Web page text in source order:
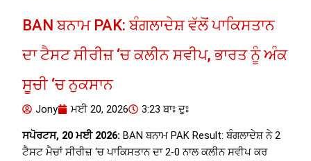
BAN ਬਨਾਮ PAK: ਬੰਗਲਾਦੇਸ਼ ਵੱਲੋਂ ਪਾਕਿਸਤਾਨ
ਦਾ ਟੈਸਟ ਸੀਰੀਜ਼ ‘ਚ ਕਲੀਨ ਸਵੀਪ, ਭਾਰਤ ਨੂੰ ਅੰਕ
ਸੂਚੀ ‘ਚ ਨੁਕਸਾਨ
Jony ਮਈ 20, 2026 3:23 ਬਾਃ ਦੁਃ
ਸਪੋਰਟਸ, 20 ਮਈ 2026: BAN ਬਨਾਮ PAK Result: ਬੰਗਲਾਦੇਸ਼ ਨੇ 2
ਟੈਸਟ ਮੈਚਾਂ ਸੀਰੀਜ਼ ‘ਚ ਪਾਕਿਸਤਾਨ ਦਾ 2-0 ਨਾਲ ਕਲੀਨ ਸਵੀਪ ਕਰ